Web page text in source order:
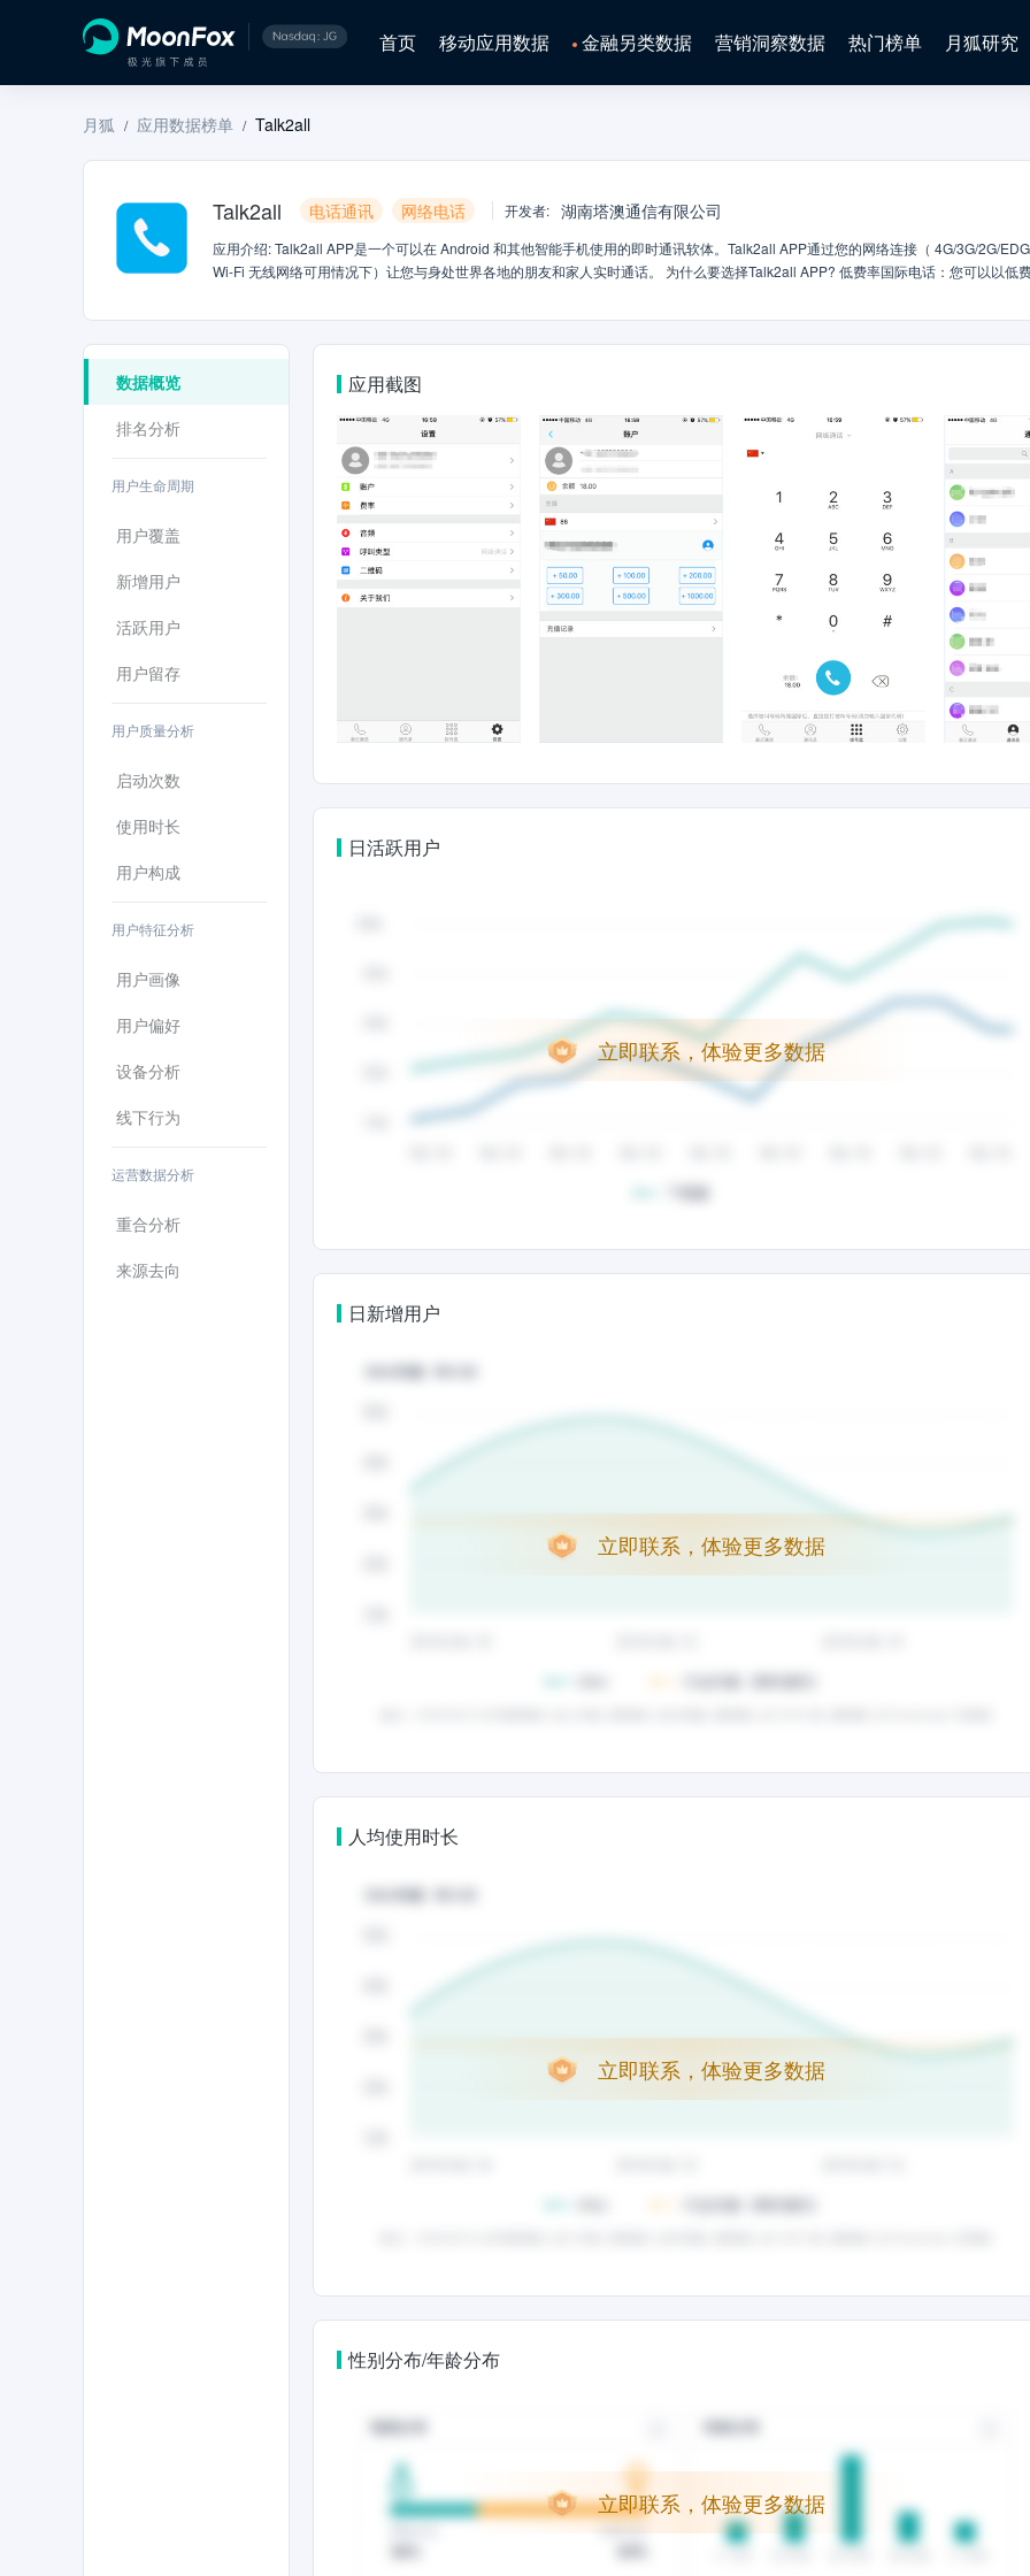
首页 移动应用数据 金融另类数据 营销洞察数据 热门榜单 月狐研究
月狐 / 应用数据榜单 / Talk2all
Talk2all 电话通讯 网络电话 开发者: 湖南塔澳通信有限公司
应用介绍:Talk2all APP是一个可以在 Android 和其他智能手机使用的即时通讯软体。Talk2all APP通过您的网络连接（ 4G/3G/2G/
Wi-Fi 无线网络可用情况下）让您与身处世界各地的朋友和家人实时通话。 为什么要选择Talk2all APP? 低费率国际电话：您可以以低
方Talk2allAPP，这样您就不用为通话付费。 Talk2all APP应用程序没有服务收费。
数据概览
排名分析
用户生命周期
用户覆盖
新增用户
活跃用户
用户留存
用户质量分析
启动次数
使用时长
用户构成
用户特征分析
用户画像
用户偏好
设备分析
线下行为
运营数据分析
重合分析
来源去向
应用截图
日活跃用户
立即联系，体验更多数据
日新增用户
立即联系，体验更多数据
人均使用时长
立即联系，体验更多数据
性别分布/年龄分布
立即联系，体验更多数据